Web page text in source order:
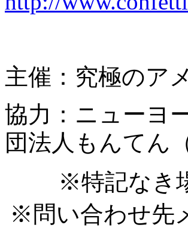
主催：究極のア
協⼒：ニューヨ
団法人もんてん
※特記なき
※問い合わせ先